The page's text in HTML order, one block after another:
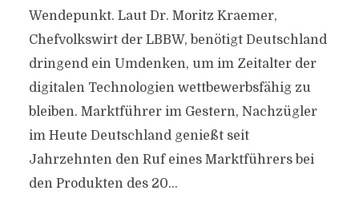
Wendepunkt. Laut Dr. Moritz Kraemer,
Chefvolkswirt der LBBW, benötigt Deutschland
dringend ein Umdenken, um im Zeitalter der
digitalen Technologien wettbewerbsfähig zu
bleiben. Marktführer im Gestern, Nachzügler
im Heute Deutschland genießt seit
Jahrzehnten den Ruf eines Marktführers bei
den Produkten des 20...